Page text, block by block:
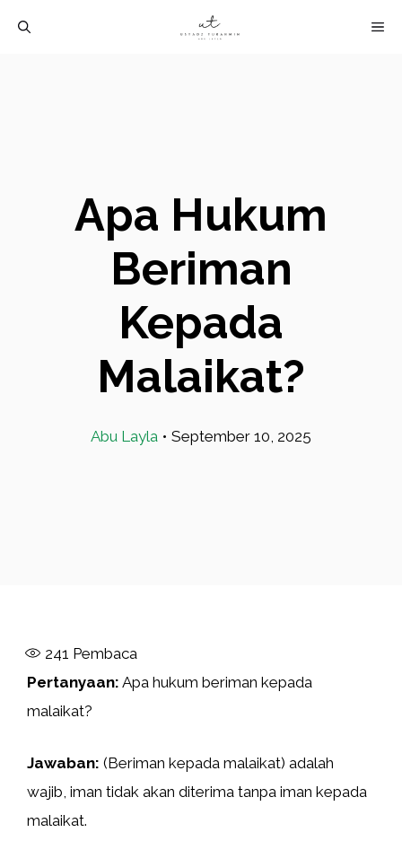
Apa Hukum
Beriman
Kepada
Malaikat?
Abu Layla • September 10, 2025
241 Pembaca
Pertanyaan: Apa hukum beriman kepada
malaikat?
Jawaban: (Beriman kepada malaikat) adalah
wajib, iman tidak akan diterima tanpa iman kepada
malaikat.